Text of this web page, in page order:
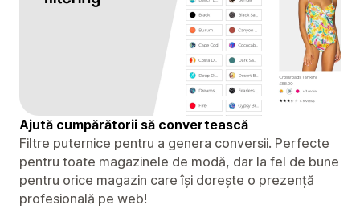
Ajută cumpărătorii să convertească
Filtre puternice pentru a genera conversii. Perfecte
pentru toate magazinele de modă, dar la fel de bune
pentru orice magazin care își dorește o prezență
profesională pe web!